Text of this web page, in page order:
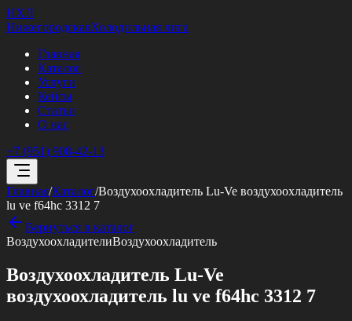
НХЛ
НижегородскаяХолодильная лига
Главная
Каталог
Услуги
Кейсы
Статьи
О нас
+7 (951) 908-42-13
Главная/Каталог/Воздухоохладитель Lu-Ve воздухоохладитель
lu ve f64hc 3312 7
Вернуться в каталог
ВоздухоохладителиВоздухоохладитель
Воздухоохладитель Lu-Ve
воздухоохладитель lu ve f64hc 3312 7